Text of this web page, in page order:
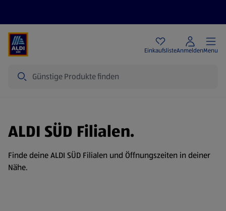
EinkaufslisteAnmeldenMenu
ALDI SÜD Filialen.
Finde deine ALDI SÜD Filialen und Öffnungszeiten in deiner
Nähe.